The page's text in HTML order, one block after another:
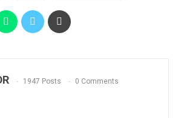
1947 Posts 0 Comments